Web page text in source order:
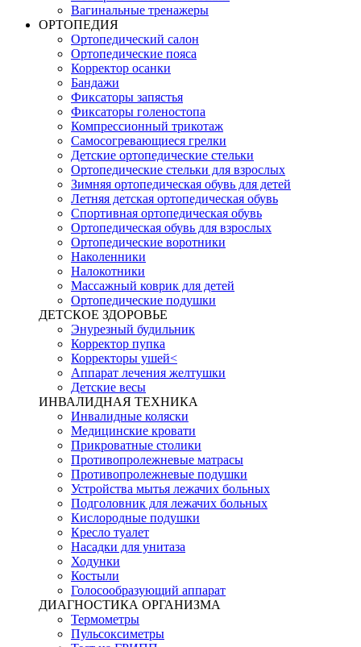
Вагинальные тренажеры
ОРТОПЕДИЯ
Ортопедический салон
Ортопедические пояса
Корректор осанки
Бандажи
Фиксаторы запястья
Фиксаторы голеностопа
Компрессионный трикотаж
Самосогревающиеся грелки
Детские ортопедические стельки
Ортопедические стельки для взрослых
Зимняя ортопедическая обувь для детей
Летняя детская ортопедическая обувь
Спортивная ортопедическая обувь
Ортопедическая обувь для взрослых
Ортопедические воротники
Наколенники
Налокотники
Массажный коврик для детей
Ортопедические подушки
ДЕТСКОЕ ЗДОРОВЬЕ
Энурезный будильник
Корректор пупка
Корректоры ушей<
Аппарат лечения желтушки
Детские весы
ИНВАЛИДНАЯ ТЕХНИКА
Инвалидные коляски
Медицинские кровати
Прикроватные столики
Противопролежневые матрасы
Противопролежневые подушки
Устройства мытья лежачих больных
Подголовник для лежачих больных
Кислородные подушки
Кресло туалет
Насадки для унитаза
Ходунки
Костыли
Голосообразующий аппарат
ДИАГНОСТИКА ОРГАНИЗМА
Термометры
Пульсоксиметры